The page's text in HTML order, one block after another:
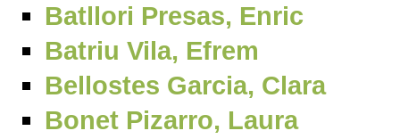
Batllori Presas, Enric
Batriu Vila, Efrem
Bellostes Garcia, Clara
Bonet Pizarro, Laura